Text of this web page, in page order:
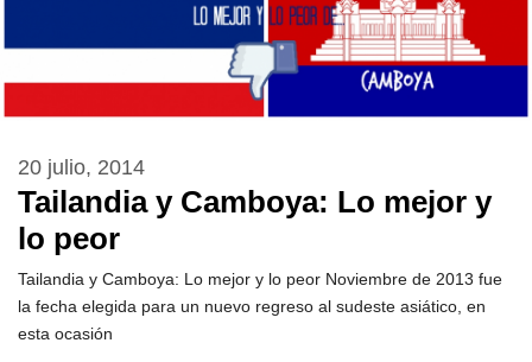
Tailandia y Camboya: Lo mejor y
lo peor
20 julio, 2014
Tailandia y Camboya: Lo mejor y lo peor Noviembre de 2013 fue
la fecha elegida para un nuevo regreso al sudeste asiático, en
esta ocasión